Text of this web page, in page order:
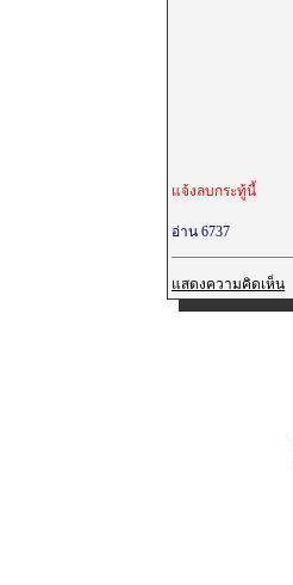
แจ้งลบกระทู้นี้
อ่าน 6737
แสดงความคิดเห็น